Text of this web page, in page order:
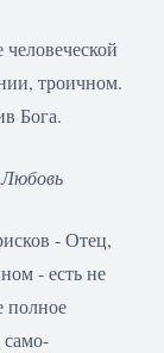
троичном.
Бога.
- Отец,
- есть не
полное